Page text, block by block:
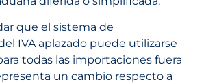
que el sistema de
IVA aplazado puede utilizarse
todas las importaciones fuera
un cambio respecto a